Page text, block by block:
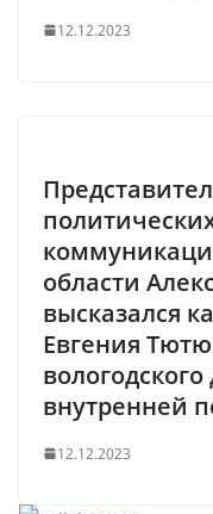
12.12.2023
области
высказался
Евгения
внутренней
12.12.2023